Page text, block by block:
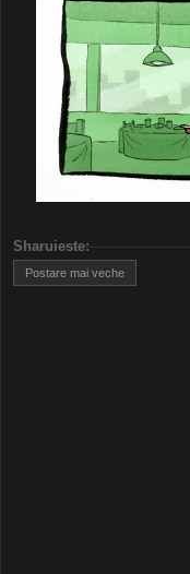
Sharuieste:
Postare mai veche